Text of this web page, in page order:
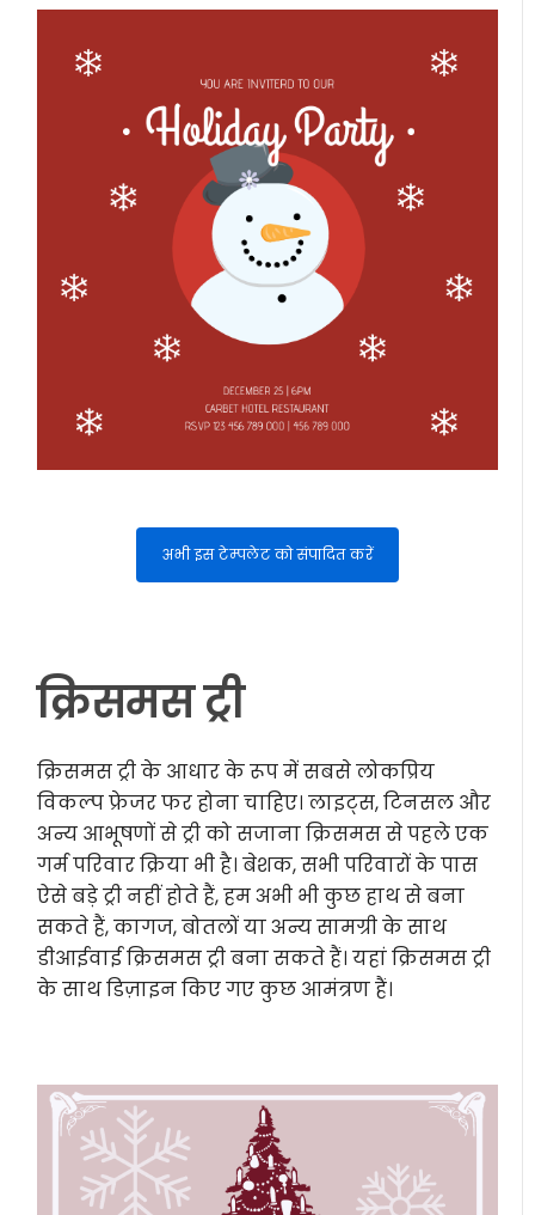
अभी इस टेम्पलेट को संपादित करें
क्रिसमस ट्री
क्रिसमस ट्री के आधार के रूप में सबसे लोकप्रिय
विकल्प फ्रेजर फर होना चाहिए। लाइट्स, टिनसल और
अन्य आभूषणों से ट्री को सजाना क्रिसमस से पहले एक
गर्म परिवार क्रिया भी है। बेशक, सभी परिवारों के पास
ऐसे बड़े ट्री नहीं होते हैं, हम अभी भी कुछ हाथ से बना
सकते हैं, कागज, बोतलों या अन्य सामग्री के साथ
डीआईवाई क्रिसमस ट्री बना सकते हैं। यहां क्रिसमस ट्री
के साथ डिज़ाइन किए गए कुछ आमंत्रण हैं।